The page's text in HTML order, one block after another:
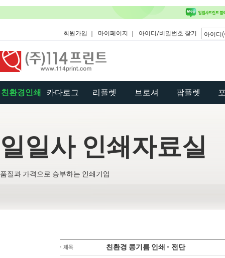
회원가입 마이페이지 아이디/비밀번호 찾기
친환경인쇄 카다로그 리플렛 브로셔 팜플렛
일일사 인쇄자료실
품질과 가격으로 승부하는 인쇄기업
친환경 콩기름 인쇄 - 전단